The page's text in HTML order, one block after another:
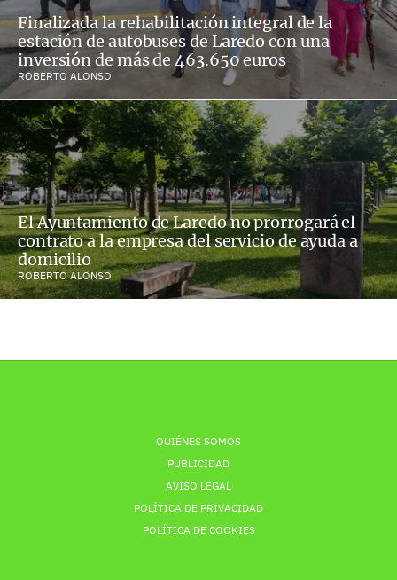
Finalizada la rehabilitación integral de la
estación de autobuses de Laredo con una
inversión de más de 463.650 euros
ROBERTO ALONSO
El Ayuntamiento de Laredo no prorrogará el
contrato a la empresa del servicio de ayuda a
domicilio
ROBERTO ALONSO
QUIÉNES SOMOS
PUBLICIDAD
AVISO LEGAL
POLÍTICA DE PRIVACIDAD
POLÍTICA DE COOKIES